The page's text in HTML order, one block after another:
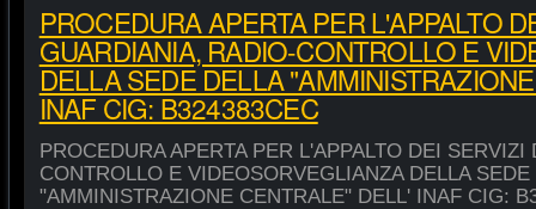
PROCEDURA APERTA PER L'APPALTO
GUARDIANIA, RADIO-CONTROLLO E
DELLA SEDE DELLA
INAF CIG: B324383CEC
PROCEDURA APERTA PER L'APPALTO DEI
CONTROLLO E VIDEOSORVEGLIANZA DELLA SEDE
"AMMINISTRAZIONE CENTRALE" DELL' INAF CIG: